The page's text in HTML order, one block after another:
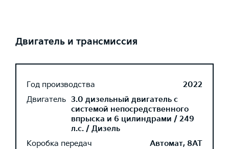
Двигатель и трансмиссия
Год производства
2022
Двигатель 3.0 дизельный двигатель с
системой непосредственного
впрыска и 6 цилиндрами / 249
л.с. / Дизель
Коробка передач
Автомат, 8AT